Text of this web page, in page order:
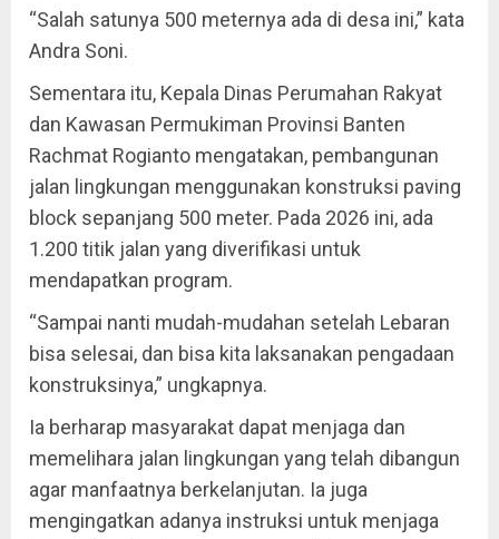
“Salah satunya 500 meternya ada di desa ini,” kata
Andra Soni.
Sementara itu, Kepala Dinas Perumahan Rakyat
dan Kawasan Permukiman Provinsi Banten
Rachmat Rogianto mengatakan, pembangunan
jalan lingkungan menggunakan konstruksi paving
block sepanjang 500 meter. Pada 2026 ini, ada
1.200 titik jalan yang diverifikasi untuk
mendapatkan program.
“Sampai nanti mudah-mudahan setelah Lebaran
bisa selesai, dan bisa kita laksanakan pengadaan
konstruksinya,” ungkapnya.
Ia berharap masyarakat dapat menjaga dan
memelihara jalan lingkungan yang telah dibangun
agar manfaatnya berkelanjutan. Ia juga
mengingatkan adanya instruksi untuk menjaga